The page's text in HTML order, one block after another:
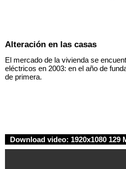
Alteración en las casas
El mercado de la vivienda se
eléctricos en 2003: en el año de
de primera.
Download video: 1920x1080